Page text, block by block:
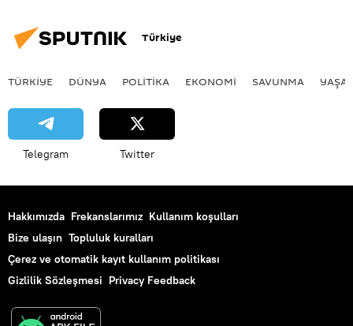
Türkiye
TÜRKIYE DÜNYA POLİTİKA EKONOMİ SAVUNMA
Telegram Twitter
Hakkımızda Frekanslarımız Kullanım koşulları
Bize ulaşın Topluluk kuralları
Çerez ve otomatik kayıt kullanım politikası
Gizlilik Sözleşmesi Privacy Feedback